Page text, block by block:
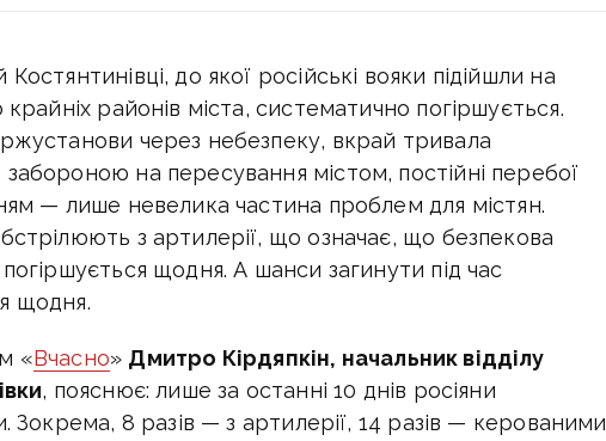
до якої російські вояки підійшли на
крайніх районів міста, систематично погіршується.
через небезпеку, вкрай тривала
на пересування містом, постійні перебої
— лише невелика частина проблем для містян.
з артилерії, що означає, що безпекова
щодня. А шанси загинути під час
щодня.
«Вчасно» Дмитро Кірдяпкін, начальник відділу
, пояснює: лише за останні 10 днів росіяни
Зокрема, 8 разів — з артилерії, 14 разів — керованими